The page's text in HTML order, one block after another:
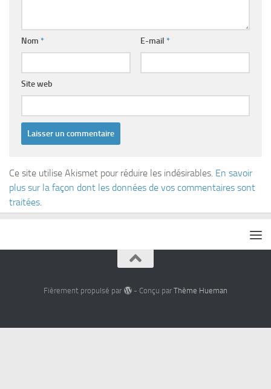
Nom * E-mail *
Site web
Ce site utilise Akismet pour réduire les indésirables. En savoir
plus sur la façon dont les données de vos commentaires sont
traitées.
Fièrement propulsé par - Conçu par Thème Hueman